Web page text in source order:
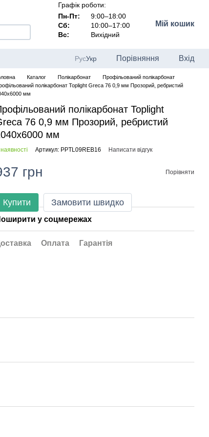
Графік роботи:
Пн-Пт:
9:00–18:00
Сб:
10:00–17:00
Вс:
Вихідний
Мій кошик
РусУкр Порівняння Вхід
Каталог Полікарбонат
Профільований полікарбонат
полікарбонат Toplight Greca 76 0,9 мм Прозорий, ребристий
мм
полікарбонат Toplight
76 0,9 мм Прозорий, ребристий
мм
Артикул: PPTL09REB16 Написати відгук
грн Порівняти
Купити Замовити швидко
у соцмережах
Оплата Гарантія